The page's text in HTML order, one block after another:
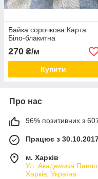
Байка сорочкова Карта
Біло-блакитна
270 ₴/м
Купити
Про нас
96% позитивних з 607
Працює з
м. Харків
Ул. Академика
Харків, Україна